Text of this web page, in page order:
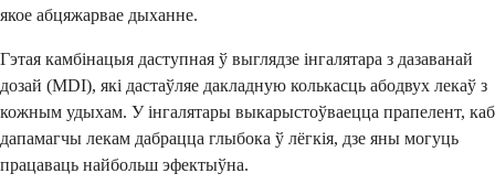
якое абцяжарвае дыханне.
Гэтая камбінацыя даступная ў выглядзе інгалятара з дазаванай
дозай (MDI), які дастаўляе дакладную колькасць абодвух лекаў з
кожным удыхам. У інгалятары выкарыстоўваецца прапелент, каб
дапамагчы лекам дабрацца глыбока ў лёгкія, дзе яны могуць
працаваць найбольш эфектыўна.